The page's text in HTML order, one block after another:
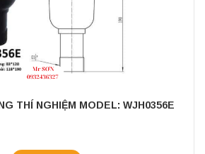
THÍ NGHIỆM MODEL: WJH0356E